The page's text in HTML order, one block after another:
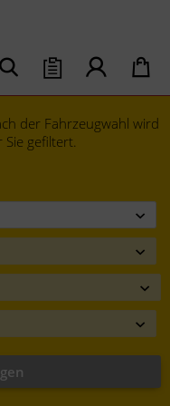
der Fahrzeugwahl wird
gefiltert.